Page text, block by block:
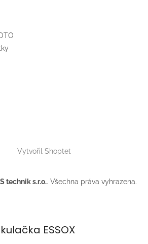
Vytvořil Shoptet
technik s.r.o.. Všechna práva vyhrazena.
ESSOX